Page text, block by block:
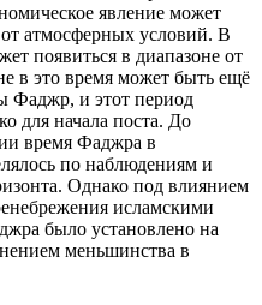
явление может
атмосферных условий. В
появиться в диапазоне от
в это время может быть ещё
Фаджр, и этот период
для начала поста. До
время Фаджра в
по наблюдениям и
Однако под влиянием
исламскими
было установлено на
меньшинства в